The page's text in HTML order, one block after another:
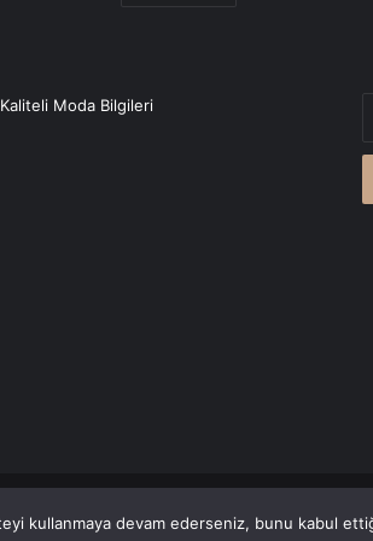
Moda Bilgileri
kullanmaya devam ederseniz, bunu kabul